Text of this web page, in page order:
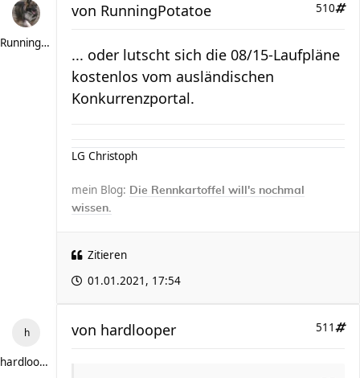
RunningPotatoe
510
von RunningPotatoe
... oder lutscht sich die 08/15-Laufpläne
kostenlos vom ausländischen
Konkurrenzportal.
LG Christoph
mein Blog: Die Rennkartoffel will's nochmal
wissen.
Zitieren
01.01.2021, 17:54
hardlooper
511
von hardlooper